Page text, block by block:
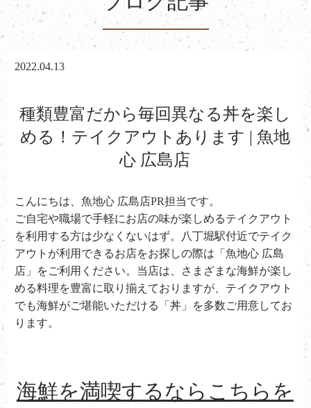
2022.04.13
種類豊富だから毎回異なる丼を楽し
める！テイクアウトあります | 魚地
心 広島店
こんにちは、魚地心 広島店PR担当です。
ご自宅や職場で手軽にお店の味が楽しめるテイクアウト
を利用する方は少なくないはず。八丁堀駅付近でテイク
アウトが利用できるお店をお探しの際は「魚地心 広島
店」をご利用ください。当店は、さまざまな海鮮が楽し
める料理を豊富に取り揃えておりますが、テイクアウト
でも海鮮がご堪能いただける「丼」を多数ご用意してお
ります。
海鮮を満喫するならこちらを